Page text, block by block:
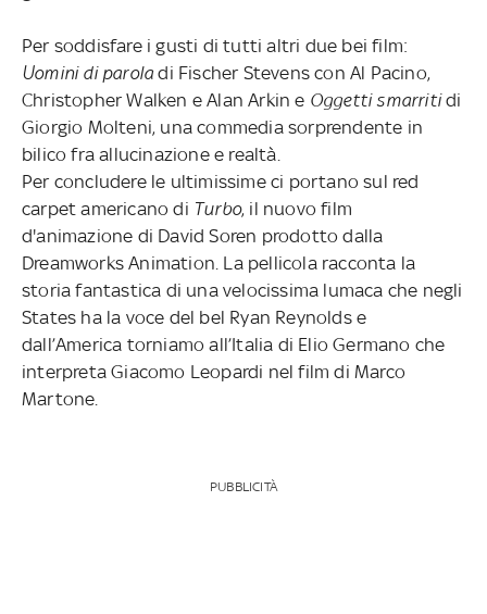
Per soddisfare i gusti di tutti altri due bei film:
Uomini di paroladi Fischer Stevens con Al Pacino,
Christopher Walken e Alan Arkin e Oggetti smarritidi
Giorgio Molteni, una commedia sorprendente in
bilico fra allucinazione e realtà.
Per concludere le ultimissime ci portano sul red
carpet americano di Turbo, il nuovo film
d'animazione di David Soren prodotto dalla
Dreamworks Animation. La pellicola racconta la
storia fantastica di una velocissima lumaca che negli
States ha la voce del bel Ryan Reynolds e
dall’America torniamo all’Italia di Elio Germano che
interpreta Giacomo Leopardi nel film di Marco
Martone.
PUBBLICITÀ